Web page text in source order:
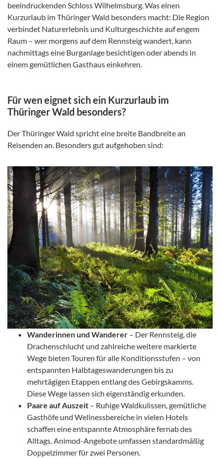
beeindruckenden Schloss Wilhelmsburg. Was einen
Kurzurlaub im Thüringer Wald besonders macht: Die Region
verbindet Naturerlebnis und Kulturgeschichte auf engem
Raum – wer morgens auf dem Rennsteig wandert, kann
nachmittags eine Burganlage besichtigen oder abends in
einem gemütlichen Gasthaus einkehren.
Für wen eignet sich ein Kurzurlaub im
Thüringer Wald besonders?
Der Thüringer Wald spricht eine breite Bandbreite an
Reisenden an. Besonders gut aufgehoben sind:
Wanderinnen und Wanderer – Der Rennsteig, die
Drachenschlucht und zahlreiche weitere markierte
Wege bieten Touren für alle Konditionsstufen – von
entspannten Halbtageswanderungen bis zu
mehrtägigen Etappen entlang des Gebirgskamms.
Diese Wege lassen sich eigenständig erkunden.
Paare auf Auszeit – Ruhige Waldkulissen, gemütliche
Gasthöfe und Wellnessbereiche in vielen Hotels
schaffen eine entspannte Atmosphäre fernab des
Alltags. Animod-Angebote umfassen standardmäßig
Doppelzimmer für zwei Personen.